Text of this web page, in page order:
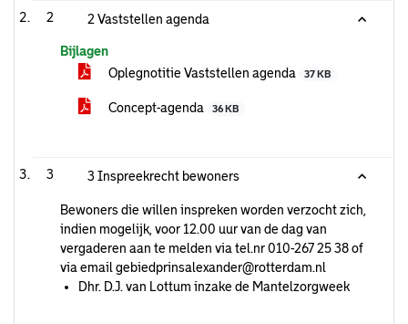
2 2 Vaststellen agenda
Bijlagen
Oplegnotitie Vaststellen agenda
37 KB
Concept-agenda 36 KB
3 3 Inspreekrecht bewoners
Bewoners die willen inspreken worden verzocht zich,
indien mogelijk, voor 12.00 uur van de dag van
vergaderen aan te melden via tel.nr 010-267 25 38 of
via email gebiedprinsalexander@rotterdam.nl
Dhr. D.J. van Lottum inzake de Mantelzorgweek